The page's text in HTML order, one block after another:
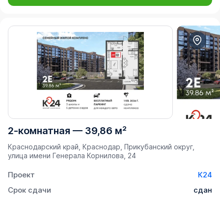
2-комнатная — 39,86 м²
Краснодарский край, Краснодар, Прикубанский округ,
улица имени Генерала Корнилова, 24
Проект
К24
Срок сдачи
сдан